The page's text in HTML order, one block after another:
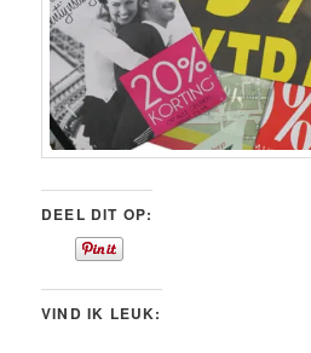
DEEL DIT OP:
VIND IK LEUK: